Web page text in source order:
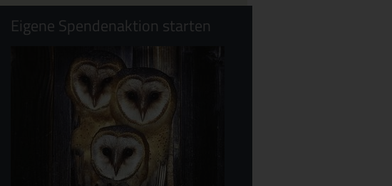
Eigene Spendenaktion starten